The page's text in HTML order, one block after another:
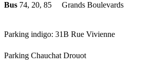
Bus 74, 20, 85 Grands Boulevards
Parking indigo: 31B Rue Vivienne
Parking Chauchat Drouot